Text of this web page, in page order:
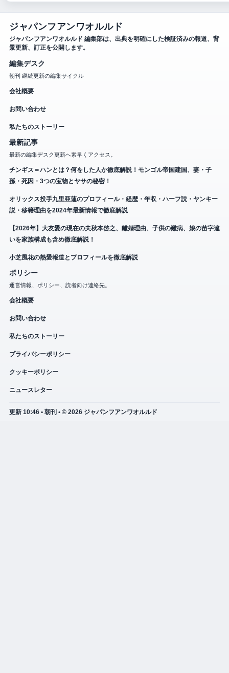
ジャパンフアンワオルルド
ジャパンフアンワオルルド 編集部は、出典を明確にした検証済みの報道、背
景更新、訂正を公開します。
編集デスク
朝刊 継続更新の編集サイクル
会社概要
お問い合わせ
私たちのストーリー
最新記事
最新の編集デスク更新へ素早くアクセス。
チンギス＝ハンとは？何をした人か徹底解説！モンゴル帝国建国、妻・子
孫・死因・3つの宝物とヤサの秘密！
オリックス投手九里亜蓮のプロフィール・経歴・年収・ハーフ説・ヤンキー
説・移籍理由を2024年最新情報で徹底解説
【2026年】大友愛の現在の夫秋本啓之、離婚理由、子供の難病、娘の苗字違
いを家族構成も含め徹底解説！
小芝風花の熱愛報道とプロフィールを徹底解説
ポリシー
運営情報、ポリシー、読者向け連絡先。
会社概要
お問い合わせ
私たちのストーリー
プライバシーポリシー
クッキーポリシー
ニュースレター
更新 10:46 • 朝刊 • © 2026 ジャパンフアンワオルルド